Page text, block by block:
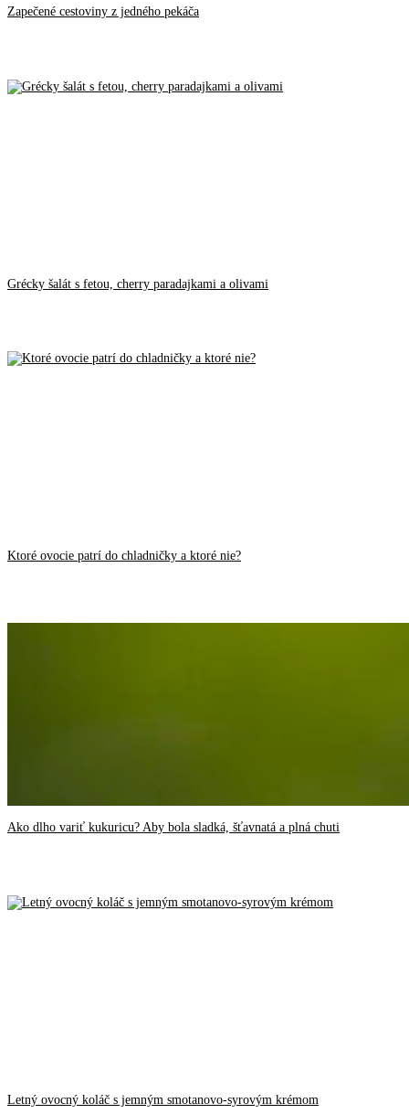
Zapečené cestoviny z jedného pekáča
Grécky šalát s fetou, cherry paradajkami a olivami
Ktoré ovocie patrí do chladničky a ktoré nie?
Ako dlho variť kukuricu? Aby bola sladká, šťavnatá a plná chuti
Letný ovocný koláč s jemným smotanovo-syrovým krémom